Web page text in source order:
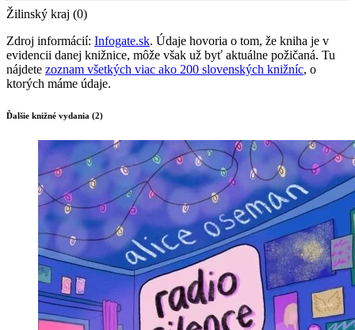
Žilinský kraj (0)
Zdroj informácií: Infogate.sk. Údaje hovoria o tom, že kniha je v
evidencii danej knižnice, môže však už byť aktuálne požičaná. Tu
nájdete zoznam všetkých viac ako 200 slovenských knižníc, o
ktorých máme údaje.
Ďalšie knižné vydania (2)